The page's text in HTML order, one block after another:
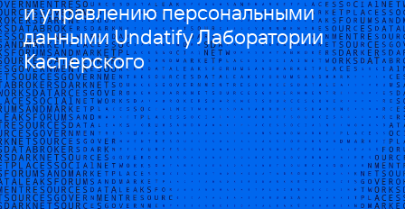
и управлению персональными
данными Undatify Лаборатории
Касперского